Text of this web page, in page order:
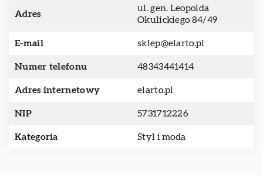
Adres
ul. gen. Leopolda
Okulickiego 84/49
E-mail sklep@elarto.pl
Numer telefonu 48343441414
Adres internetowy elarto.pl
NIP 5731712226
Kategoria Styl i moda